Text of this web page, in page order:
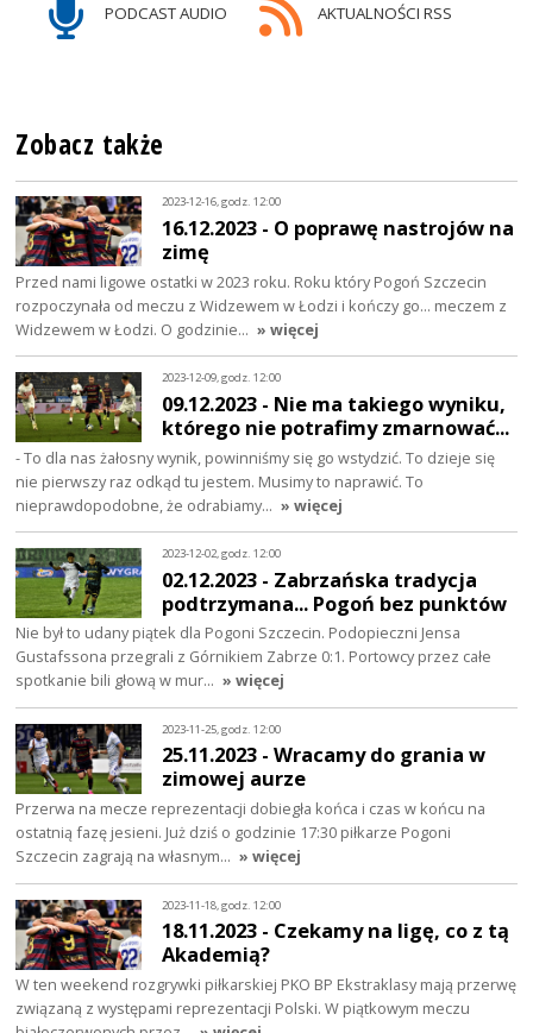
PODCAST AUDIO AKTUALNOŚCI RSS
Zobacz także
2023-12-16, godz. 12:00
16.12.2023 - O poprawę nastrojów na
zimę
Przed nami ligowe ostatki w 2023 roku. Roku który Pogoń Szczecin
rozpoczynała od meczu z Widzewem w Łodzi i kończy go... meczem z
Widzewem w Łodzi. O godzinie… » więcej
2023-12-09, godz. 12:00
09.12.2023 - Nie ma takiego wyniku,
którego nie potrafimy zmarnować...
- To dla nas żałosny wynik, powinniśmy się go wstydzić. To dzieje się
nie pierwszy raz odkąd tu jestem. Musimy to naprawić. To
nieprawdopodobne, że odrabiamy… » więcej
2023-12-02, godz. 12:00
02.12.2023 - Zabrzańska tradycja
podtrzymana... Pogoń bez punktów
Nie był to udany piątek dla Pogoni Szczecin. Podopieczni Jensa
Gustafssona przegrali z Górnikiem Zabrze 0:1. Portowcy przez całe
spotkanie bili głową w mur… » więcej
2023-11-25, godz. 12:00
25.11.2023 - Wracamy do grania w
zimowej aurze
Przerwa na mecze reprezentacji dobiegła końca i czas w końcu na
ostatnią fazę jesieni. Już dziś o godzinie 17:30 piłkarze Pogoni
Szczecin zagrają na własnym… » więcej
2023-11-18, godz. 12:00
18.11.2023 - Czekamy na ligę, co z tą
Akademią?
W ten weekend rozgrywki piłkarskiej PKO BP Ekstraklasy mają przerwę
związaną z występami reprezentacji Polski. W piątkowym meczu